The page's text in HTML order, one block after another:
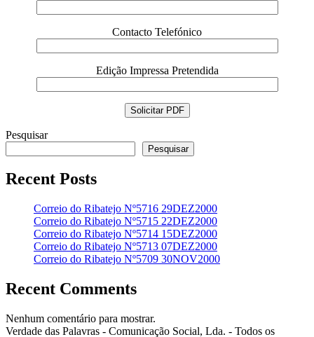
Contacto Telefónico
Edição Impressa Pretendida
Pesquisar
Pesquisar
Recent Posts
Correio do Ribatejo Nº5716 29DEZ2000
Correio do Ribatejo Nº5715 22DEZ2000
Correio do Ribatejo Nº5714 15DEZ2000
Correio do Ribatejo Nº5713 07DEZ2000
Correio do Ribatejo Nº5709 30NOV2000
Recent Comments
Nenhum comentário para mostrar.
Verdade das Palavras - Comunicação Social, Lda. - Todos os